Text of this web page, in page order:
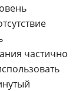
частично